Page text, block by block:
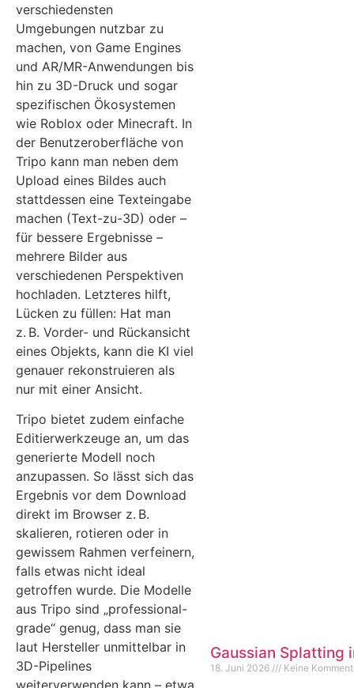
verschiedensten
Umgebungen nutzbar zu
machen, von Game Engines
und AR/MR-Anwendungen bis
hin zu 3D-Druck und sogar
spezifischen Ökosystemen
wie Roblox oder Minecraft. In
der Benutzeroberfläche von
Tripo kann man neben dem
Upload eines Bildes auch
stattdessen eine Texteingabe
machen (Text-zu-3D) oder –
für bessere Ergebnisse –
mehrere Bilder aus
verschiedenen Perspektiven
hochladen. Letzteres hilft,
Lücken zu füllen: Hat man
z. B. Vorder- und Rückansicht
eines Objekts, kann die KI viel
genauer rekonstruieren als
nur mit einer Ansicht.
Tripo bietet zudem einfache
Editierwerkzeuge an, um das
generierte Modell noch
anzupassen. So lässt sich das
Ergebnis vor dem Download
direkt im Browser z. B.
skalieren, rotieren oder in
gewissem Rahmen verfeinern,
falls etwas nicht ideal
getroffen wurde. Die Modelle
aus Tripo sind „professional-
grade“ genug, dass man sie
laut Hersteller unmittelbar in
3D-Pipelines
Gaussian Splatting
18. Juni 2026 Keine